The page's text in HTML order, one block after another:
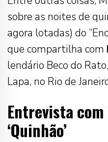
sobre as noites de
agora lotadas) do
que compartilha com
lendário Beco do
Lapa, no Rio de
Entrevista
‘Quinhão’